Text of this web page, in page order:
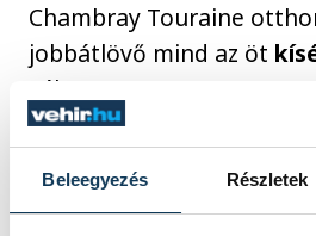
Beleegyezés Részletek
Chambray Touraine
jobbátlövő mind az öt
váltotta.